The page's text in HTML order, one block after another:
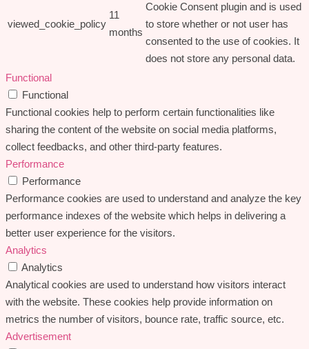
viewed_cookie_policy
11
months
Cookie Consent plugin and is used
to store whether or not user has
consented to the use of cookies. It
does not store any personal data.
Functional
Functional
Functional cookies help to perform certain functionalities like
sharing the content of the website on social media platforms,
collect feedbacks, and other third-party features.
Performance
Performance
Performance cookies are used to understand and analyze the key
performance indexes of the website which helps in delivering a
better user experience for the visitors.
Analytics
Analytics
Analytical cookies are used to understand how visitors interact
with the website. These cookies help provide information on
metrics the number of visitors, bounce rate, traffic source, etc.
Advertisement